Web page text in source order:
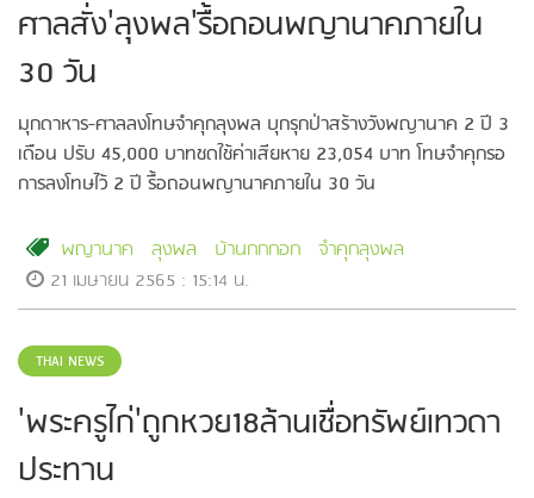
ศาลสั่ง'ลุงพล'รื้อถอนพญานาคภายใน
30 วัน
มุกดาหาร-ศาลลงโทษจำคุกลุงพล บุกรุกป่าสร้างวังพญานาค 2 ปี 3
เดือน ปรับ 45,000 บาทชดใช้ค่าเสียหาย 23,054 บาท โทษจำคุกรอ
การลงโทษไว้ 2 ปี รื้อถอนพญานาคภายใน 30 วัน
พญานาค ลุงพล บ้านกกกอก จำคุกลุงพล
21 เมษายน 2565 : 15:14 น.
THAI NEWS
'พระครูไก่'ถูกหวย18ล้านเชื่อทรัพย์เทวดา
ประทาน